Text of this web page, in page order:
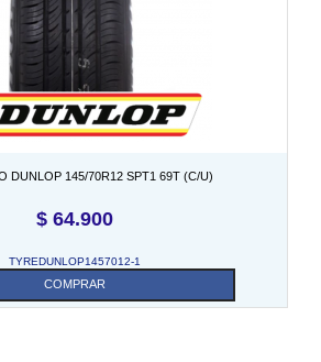
DUNLOP 145/70R12 SPT1 69T (C/U)
$ 64.900
TYREDUNLOP1457012-1
COMPRAR